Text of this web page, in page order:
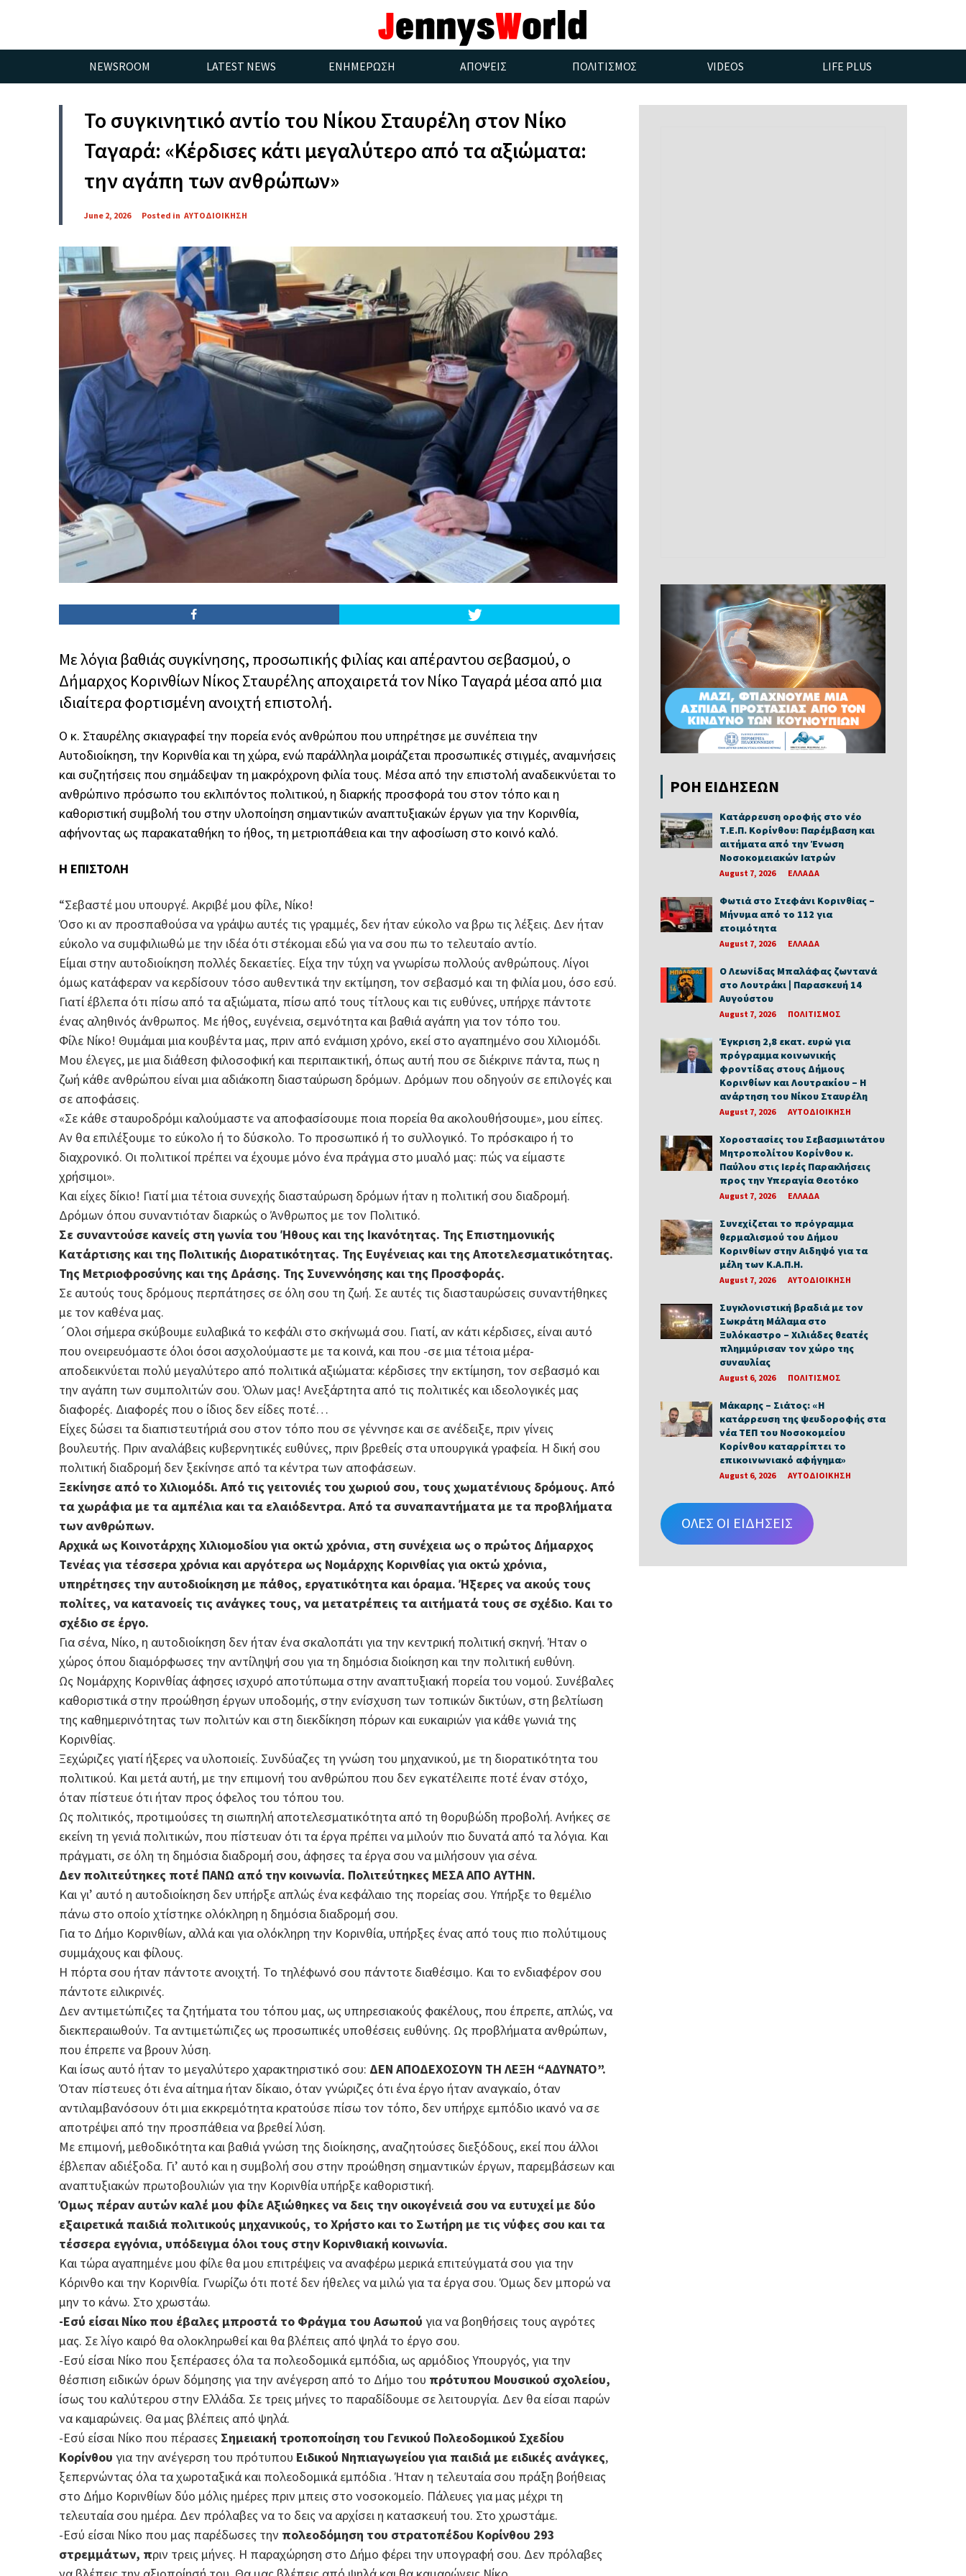
NEWSROOM LATEST NEWS ΕΝΗΜΕΡΩΣΗ ΑΠΟΨΕΙΣ ΠΟΛΙΤΙΣΜΟΣ VIDEOS LIFE PLUS
Το συγκινητικό αντίο του Νίκου Σταυρέλη στον Νίκο
Ταγαρά: «Κέρδισες κάτι μεγαλύτερο από τα αξιώματα:
την αγάπη των ανθρώπων»
June 2, 2026 Posted in ΑΥΤΟΔΙΟΙΚΗΣΗ
Με λόγια βαθιάς συγκίνησης, προσωπικής φιλίας και απέραντου σεβασμού, ο
Δήμαρχος Κορινθίων Νίκος Σταυρέλης αποχαιρετά τον Νίκο Ταγαρά μέσα από μια
ιδιαίτερα φορτισμένη ανοιχτή επιστολή.
Ο κ. Σταυρέλης σκιαγραφεί την πορεία ενός ανθρώπου που υπηρέτησε με συνέπεια την
Αυτοδιοίκηση, την Κορινθία και τη χώρα, ενώ παράλληλα μοιράζεται προσωπικές στιγμές, αναμνήσεις
και συζητήσεις που σημάδεψαν τη μακρόχρονη φιλία τους. Μέσα από την επιστολή αναδεικνύεται το
ανθρώπινο πρόσωπο του εκλιπόντος πολιτικού, η διαρκής προσφορά του στον τόπο και η
καθοριστική συμβολή του στην υλοποίηση σημαντικών αναπτυξιακών έργων για την Κορινθία,
αφήνοντας ως παρακαταθήκη το ήθος, τη μετριοπάθεια και την αφοσίωση στο κοινό καλό.
H EΠΙΣΤΟΛΗ
“Σεβαστέ μου υπουργέ. Ακριβέ μου φίλε, Νίκο!
Όσο κι αν προσπαθούσα να γράψω αυτές τις γραμμές, δεν ήταν εύκολο να βρω τις λέξεις. Δεν ήταν
εύκολο να συμφιλιωθώ με την ιδέα ότι στέκομαι εδώ για να σου πω το τελευταίο αντίο.
Είμαι στην αυτοδιοίκηση πολλές δεκαετίες. Είχα την τύχη να γνωρίσω πολλούς ανθρώπους. Λίγοι
όμως κατάφεραν να κερδίσουν τόσο αυθεντικά την εκτίμηση, τον σεβασμό και τη φιλία μου, όσο εσύ.
Γιατί έβλεπα ότι πίσω από τα αξιώματα, πίσω από τους τίτλους και τις ευθύνες, υπήρχε πάντοτε
ένας αληθινός άνθρωπος. Με ήθος, ευγένεια, σεμνότητα και βαθιά αγάπη για τον τόπο του.
Φίλε Νίκο! Θυμάμαι μια κουβέντα μας, πριν από ενάμιση χρόνο, εκεί στο αγαπημένο σου Χιλιομόδι.
Μου έλεγες, με μια διάθεση φιλοσοφική και περιπαικτική, όπως αυτή που σε διέκρινε πάντα, πως η
ζωή κάθε ανθρώπου είναι μια αδιάκοπη διασταύρωση δρόμων. Δρόμων που οδηγούν σε επιλογές και
σε αποφάσεις.
«Σε κάθε σταυροδρόμι καλούμαστε να αποφασίσουμε ποια πορεία θα ακολουθήσουμε», μου είπες.
Αν θα επιλέξουμε το εύκολο ή το δύσκολο. Το προσωπικό ή το συλλογικό. Το πρόσκαιρο ή το
διαχρονικό. Οι πολιτικοί πρέπει να έχουμε μόνο ένα πράγμα στο μυαλό μας: πώς να είμαστε
χρήσιμοι».
Και είχες δίκιο! Γιατί μια τέτοια συνεχής διασταύρωση δρόμων ήταν η πολιτική σου διαδρομή.
Δρόμων όπου συναντιόταν διαρκώς ο Άνθρωπος με τον Πολιτικό.
Σε συναντούσε κανείς στη γωνία του Ήθους και της Ικανότητας. Της Επιστημονικής
Κατάρτισης και της Πολιτικής Διορατικότητας. Της Ευγένειας και της Αποτελεσματικότητας.
Της Μετριοφροσύνης και της Δράσης. Της Συνεννόησης και της Προσφοράς.
Σε αυτούς τους δρόμους περπάτησες σε όλη σου τη ζωή. Σε αυτές τις διασταυρώσεις συναντήθηκες
με τον καθένα μας.
´Ολοι σήμερα σκύβουμε ευλαβικά το κεφάλι στο σκήνωμά σου. Γιατί, αν κάτι κέρδισες, είναι αυτό
που ονειρευόμαστε όλοι όσοι ασχολούμαστε με τα κοινά, και που -σε μια τέτοια μέρα-
αποδεικνύεται πολύ μεγαλύτερο από πολιτικά αξιώματα: κέρδισες την εκτίμηση, τον σεβασμό και
την αγάπη των συμπολιτών σου. Όλων μας! Ανεξάρτητα από τις πολιτικές και ιδεολογικές μας
διαφορές. Διαφορές που ο ίδιος δεν είδες ποτέ…
Είχες δώσει τα διαπιστευτήριά σου στον τόπο που σε γέννησε και σε ανέδειξε, πριν γίνεις
βουλευτής. Πριν αναλάβεις κυβερνητικές ευθύνες, πριν βρεθείς στα υπουργικά γραφεία. Η δική σου
πολιτική διαδρομή δεν ξεκίνησε από τα κέντρα των αποφάσεων.
Ξεκίνησε από το Χιλιομόδι. Από τις γειτονιές του χωριού σου, τους χωματένιους δρόμους. Από
τα χωράφια με τα αμπέλια και τα ελαιόδεντρα. Από τα συναπαντήματα με τα προβλήματα
των ανθρώπων.
Αρχικά ως Κοινοτάρχης Χιλιομοδίου για οκτώ χρόνια, στη συνέχεια ως ο πρώτος Δήμαρχος
Τενέας για τέσσερα χρόνια και αργότερα ως Νομάρχης Κορινθίας για οκτώ χρόνια,
υπηρέτησες την αυτοδιοίκηση με πάθος, εργατικότητα και όραμα. Ήξερες να ακούς τους
πολίτες, να κατανοείς τις ανάγκες τους, να μετατρέπεις τα αιτήματά τους σε σχέδιο. Και το
σχέδιο σε έργο.
Για σένα, Νίκο, η αυτοδιοίκηση δεν ήταν ένα σκαλοπάτι για την κεντρική πολιτική σκηνή. Ήταν ο
χώρος όπου διαμόρφωσες την αντίληψή σου για τη δημόσια διοίκηση και την πολιτική ευθύνη.
Ως Νομάρχης Κορινθίας άφησες ισχυρό αποτύπωμα στην αναπτυξιακή πορεία του νομού. Συνέβαλες
καθοριστικά στην προώθηση έργων υποδομής, στην ενίσχυση των τοπικών δικτύων, στη βελτίωση
της καθημερινότητας των πολιτών και στη διεκδίκηση πόρων και ευκαιριών για κάθε γωνιά της
Κορινθίας.
Ξεχώριζες γιατί ήξερες να υλοποιείς. Συνδύαζες τη γνώση του μηχανικού, με τη διορατικότητα του
πολιτικού. Και μετά αυτή, με την επιμονή του ανθρώπου που δεν εγκατέλειπε ποτέ έναν στόχο,
όταν πίστευε ότι ήταν προς όφελος του τόπου του.
Ως πολιτικός, προτιμούσες τη σιωπηλή αποτελεσματικότητα από τη θορυβώδη προβολή. Ανήκες σε
εκείνη τη γενιά πολιτικών, που πίστευαν ότι τα έργα πρέπει να μιλούν πιο δυνατά από τα λόγια. Και
πράγματι, σε όλη τη δημόσια διαδρομή σου, άφησες τα έργα σου να μιλήσουν για σένα.
Δεν πολιτεύτηκες ποτέ ΠΑΝΩ από την κοινωνία. Πολιτεύτηκες ΜΕΣΑ ΑΠΟ ΑΥΤΗΝ.
Και γι’ αυτό η αυτοδιοίκηση δεν υπήρξε απλώς ένα κεφάλαιο της πορείας σου. Υπήρξε το θεμέλιο
πάνω στο οποίο χτίστηκε ολόκληρη η δημόσια διαδρομή σου.
Για το Δήμο Κορινθίων, αλλά και για ολόκληρη την Κορινθία, υπήρξες ένας από τους πιο πολύτιμους
συμμάχους και φίλους.
Η πόρτα σου ήταν πάντοτε ανοιχτή. Το τηλέφωνό σου πάντοτε διαθέσιμο. Και το ενδιαφέρον σου
πάντοτε ειλικρινές.
Δεν αντιμετώπιζες τα ζητήματα του τόπου μας, ως υπηρεσιακούς φακέλους, που έπρεπε, απλώς, να
διεκπεραιωθούν. Τα αντιμετώπιζες ως προσωπικές υποθέσεις ευθύνης. Ως προβλήματα ανθρώπων,
που έπρεπε να βρουν λύση.
Και ίσως αυτό ήταν το μεγαλύτερο χαρακτηριστικό σου: ΔΕΝ ΑΠΟΔΕΧΟΣΟΥΝ ΤΗ ΛΕΞΗ “ΑΔΥΝΑΤΟ”.
Όταν πίστευες ότι ένα αίτημα ήταν δίκαιο, όταν γνώριζες ότι ένα έργο ήταν αναγκαίο, όταν
αντιλαμβανόσουν ότι μια εκκρεμότητα κρατούσε πίσω τον τόπο, δεν υπήρχε εμπόδιο ικανό να σε
αποτρέψει από την προσπάθεια να βρεθεί λύση.
Με επιμονή, μεθοδικότητα και βαθιά γνώση της διοίκησης, αναζητούσες διεξόδους, εκεί που άλλοι
έβλεπαν αδιέξοδα. Γι’ αυτό και η συμβολή σου στην προώθηση σημαντικών έργων, παρεμβάσεων και
αναπτυξιακών πρωτοβουλιών για την Κορινθία υπήρξε καθοριστική.
Όμως πέραν αυτών καλέ μου φίλε Αξιώθηκες να δεις την οικογένειά σου να ευτυχεί με δύο
εξαιρετικά παιδιά πολιτικούς μηχανικούς, το Χρήστο και το Σωτήρη με τις νύφες σου και τα
τέσσερα εγγόνια, υπόδειγμα όλοι τους στην Κορινθιακή κοινωνία.
Και τώρα αγαπημένε μου φίλε θα μου επιτρέψεις να αναφέρω μερικά επιτεύγματά σου για την
Κόρινθο και την Κορινθία. Γνωρίζω ότι ποτέ δεν ήθελες να μιλώ για τα έργα σου. Όμως δεν μπορώ να
μην το κάνω. Στο χρωστάω.
-Εσύ είσαι Νίκο που έβαλες μπροστά το Φράγμα του Ασωπού για να βοηθήσεις τους αγρότες
μας. Σε λίγο καιρό θα ολοκληρωθεί και θα βλέπεις από ψηλά το έργο σου.
-Εσύ είσαι Νίκο που ξεπέρασες όλα τα πολεοδομικά εμπόδια, ως αρμόδιος Υπουργός, για την
θέσπιση ειδικών όρων δόμησης για την ανέγερση από το Δήμο του πρότυπου Μουσικού σχολείου,
ίσως του καλύτερου στην Ελλάδα. Σε τρεις μήνες το παραδίδουμε σε λειτουργία. Δεν θα είσαι παρών
να καμαρώνεις. Θα μας βλέπεις από ψηλά.
-Εσύ είσαι Νίκο που πέρασες Σημειακή τροποποίηση του Γενικού Πολεοδομικού Σχεδίου
Κορίνθου για την ανέγερση του πρότυπου Ειδικού Νηπιαγωγείου για παιδιά με ειδικές ανάγκες,
ξεπερνώντας όλα τα χωροταξικά και πολεοδομικά εμπόδια . Ήταν η τελευταία σου πράξη βοήθειας
στο Δήμο Κορινθίων δύο μόλις ημέρες πριν μπεις στο νοσοκομείο. Πάλευες για μας μέχρι τη
τελευταία σου ημέρα. Δεν πρόλαβες να το δεις να αρχίσει η κατασκευή του. Στο χρωστάμε.
-Εσύ είσαι Νίκο που μας παρέδωσες την πολεοδόμηση του στρατοπέδου Κορίνθου 293
στρεμμάτων, πριν τρεις μήνες. Η παραχώρηση στο Δήμο φέρει την υπογραφή σου. Δεν πρόλαβες
ΡΟΗ ΕΙΔΗΣΕΩΝ
Κατάρρευση οροφής στο νέο
Τ.Ε.Π. Κορίνθου: Παρέμβαση και
αιτήματα από την Ένωση
Νοσοκομειακών Ιατρών
August 7, 2026 ΕΛΛΑΔΑ
Φωτιά στο Στεφάνι Κορινθίας –
Μήνυμα από το 112 για
ετοιμότητα
August 7, 2026 ΕΛΛΑΔΑ
Ο Λεωνίδας Μπαλάφας ζωντανά
στο Λουτράκι | Παρασκευή 14
Αυγούστου
August 7, 2026 ΠΟΛΙΤΙΣΜΟΣ
Έγκριση 2,8 εκατ. ευρώ για
πρόγραμμα κοινωνικής
φροντίδας στους Δήμους
Κορινθίων και Λουτρακίου – Η
ανάρτηση του Νίκου Σταυρέλη
August 7, 2026 ΑΥΤΟΔΙΟΙΚΗΣΗ
Χοροστασίες του Σεβασμιωτάτου
Μητροπολίτου Κορίνθου κ.
Παύλου στις Ιερές Παρακλήσεις
προς την Υπεραγία Θεοτόκο
August 7, 2026 ΕΛΛΑΔΑ
Συνεχίζεται το πρόγραμμα
θερμαλισμού του Δήμου
Κορινθίων στην Αιδηψό για τα
μέλη των Κ.Α.Π.Η.
August 7, 2026 ΑΥΤΟΔΙΟΙΚΗΣΗ
Συγκλονιστική βραδιά με τον
Σωκράτη Μάλαμα στο
Ξυλόκαστρο – Χιλιάδες θεατές
πλημμύρισαν τον χώρο της
συναυλίας
August 6, 2026 ΠΟΛΙΤΙΣΜΟΣ
Μάκαρης – Σιάτος: «Η
κατάρρευση της ψευδοροφής στα
νέα ΤΕΠ του Νοσοκομείου
Κορίνθου καταρρίπτει το
επικοινωνιακό αφήγημα»
August 6, 2026 ΑΥΤΟΔΙΟΙΚΗΣΗ
ΟΛΕΣ ΟΙ ΕΙΔΗΣΕΙΣ